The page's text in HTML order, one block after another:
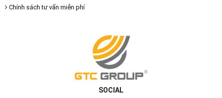
Chính sách tư vấn miễn phí
SOCIAL